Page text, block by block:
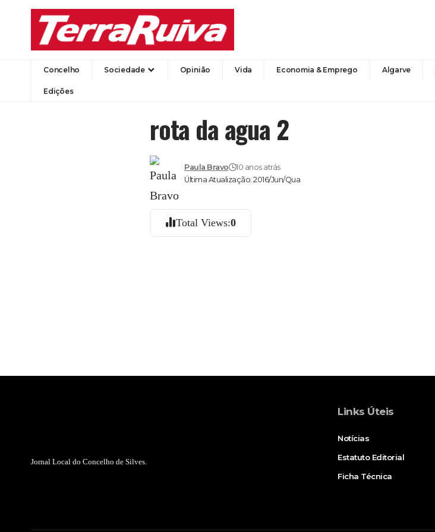
Concelho Sociedade Opinião Vida Economia & Emprego Algarve
Edições
rota da agua 2
Última Atualização: 2016/Jun/Qua
Paula Bravo 10 anos atrás
Total Views:0
Jornal Local do Concelho de Silves.
Links Úteis
Notícias
Estatuto Editorial
Ficha Técnica